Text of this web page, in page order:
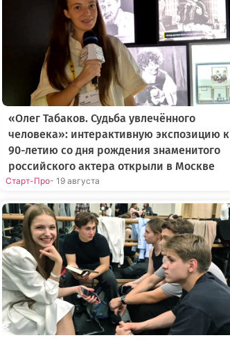
«Олег Табаков. Судьба увлечённого
человека»: интерактивную экспозицию к
90-летию со дня рождения знаменитого
российского актера открыли в Москве
Старт-Про- 19 августа